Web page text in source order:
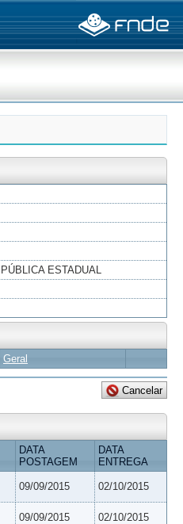
ESTADUAL
Geral
DATA
POSTAGEM
DATA
ENTREGA
09/09/2015 02/10/2015
09/09/2015 02/10/2015